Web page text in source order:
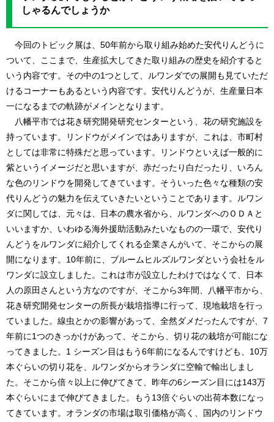
しゃるんでしょうか
今回のトピック展は、50年前から取り組み始めた安代りんどうに
ついて、ここまで、生産拡大してきた取り組みの歴史を紹介すると
いう内容です。その中の1つとして、ルワンダでの展開も見ていただ
けるコーナーもあるという内容です。安代りんどうが、生産量日本
一になるまでの軌跡がメインとなります。
八幡平市では花き研究開発研究センターという、花の研究施設を
持っています。リンドウがメインではありますが、これは、市町村
としては非常に特殊だと思っています。リンドウといえば一般的に
紫というイメージだと思いますが、赤だったり白だったり、いろん
な色のリンドウを開発してきています。そういった色々な種類の安
代りんどうの魅力を伝えていきたいということであります。ルワン
ダに関しては、元々は、日本の農水省から、ルワンダへのＯＤＡと
いいますか、いわゆる海外援助活動みたいなものの一環で、安代り
んどうをルワンダに紹介してくれる企業さんがいて、そこからの展
開になります。10年前に、ブルームヒルズルワンダという会社をル
ワンダに設立しました。これは市が設立したわけではなくて、日本
人の原田さんという方なのですが、そこから3年間、八幡平市から、
花き研究開発センターの所長が栽培指導に行って、現地栽培を行っ
ていました。線虫とかの影響があって、全然ダメだったんですが、7
年前に1つのきっかけがあって、そこから、切り花の栽培が可能にな
ってきました。1 シーズン目はもう6年前になるんですけども、10万
本ぐらいの切り花を、ルワンダからオランダに空輸で輸出しまし
た。そこから倍々以上に伸びてきて、昨年の6シーズン目には143万
本ぐらいにまで伸びてきました。もう13倍ぐらいの出荷本数になっ
てきています。オランダの市場は取引価格が高く、国内のリンドウ